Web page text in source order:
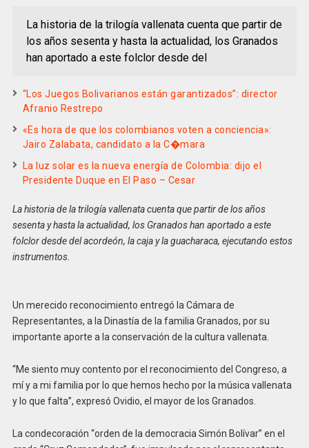
La historia de la trilogía vallenata cuenta que partir de
los años sesenta y hasta la actualidad, los Granados
han aportado a este folclor desde del
“Los Juegos Bolivarianos están garantizados”: director
Afranio Restrepo
«Es hora de que los colombianos voten a conciencia»:
Jairo Zalabata, candidato a la C�mara
La luz solar es la nueva energía de Colombia: dijo el
Presidente Duque en El Paso – Cesar
La historia de la trilogía vallenata cuenta que partir de los años
sesenta y hasta la actualidad, los Granados han aportado a este
folclor desde del acordeón, la caja y la guacharaca, ejecutando estos
instrumentos.
Un merecido reconocimiento entregó la Cámara de
Representantes, a la Dinastía de la familia Granados, por su
importante aporte a la conservación de la cultura vallenata.
“Me siento muy contento por el reconocimiento del Congreso, a
mí y a mi familia por lo que hemos hecho por la música vallenata
y lo que falta”, expresó Ovidio, el mayor de los Granados.
La condecoración “orden de la democracia Simón Bolívar” en el